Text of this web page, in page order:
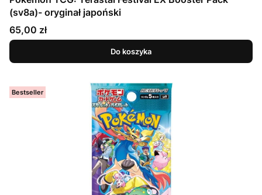
(sv8a)- oryginał japoński
Cena
65,00 zł
Do koszyka
Bestseller